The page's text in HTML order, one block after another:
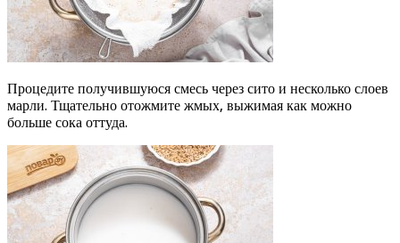
Процедите получившуюся смесь через сито и несколько слоев
марли. Тщательно отожмите жмых, выжимая как можно
больше сока оттуда.